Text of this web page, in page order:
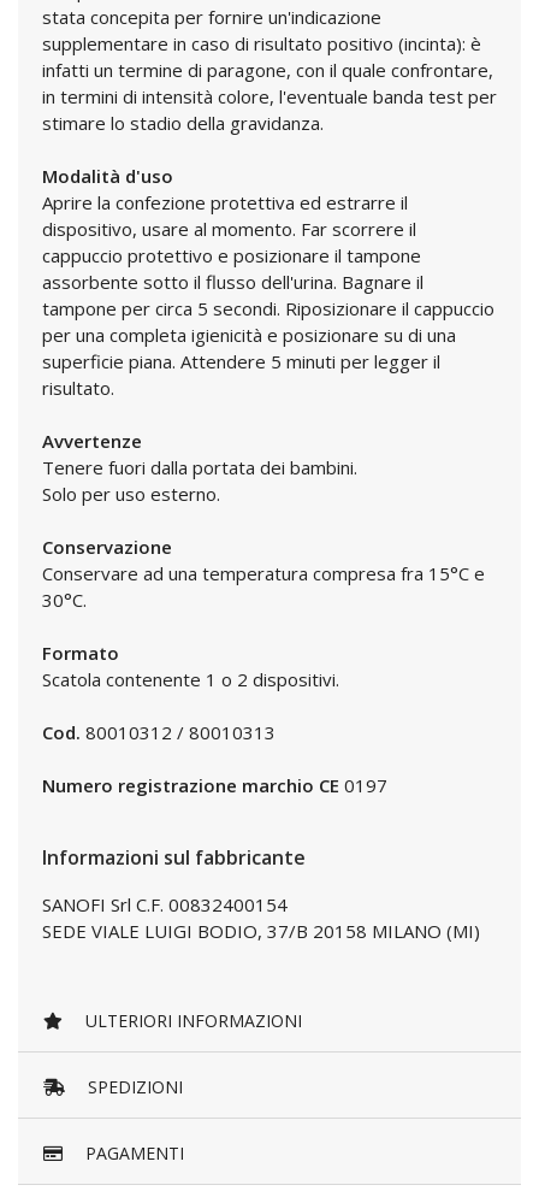
stata concepita per fornire un'indicazione
supplementare in caso di risultato positivo (incinta): è
infatti un termine di paragone, con il quale confrontare,
in termini di intensità colore, l'eventuale banda test per
stimare lo stadio della gravidanza.
Modalità d'uso
Aprire la confezione protettiva ed estrarre il
dispositivo, usare al momento. Far scorrere il
cappuccio protettivo e posizionare il tampone
assorbente sotto il flusso dell'urina. Bagnare il
tampone per circa 5 secondi. Riposizionare il cappuccio
per una completa igienicità e posizionare su di una
superficie piana. Attendere 5 minuti per legger il
risultato.
Avvertenze
Tenere fuori dalla portata dei bambini.
Solo per uso esterno.
Conservazione
Conservare ad una temperatura compresa fra 15°C e
30°C.
Formato
Scatola contenente 1 o 2 dispositivi.
Cod. 80010312 / 80010313
Numero registrazione marchio CE 0197
Informazioni sul fabbricante
SANOFI Srl C.F. 00832400154
SEDE VIALE LUIGI BODIO, 37/B 20158 MILANO (MI)
ULTERIORI INFORMAZIONI
SPEDIZIONI
PAGAMENTI